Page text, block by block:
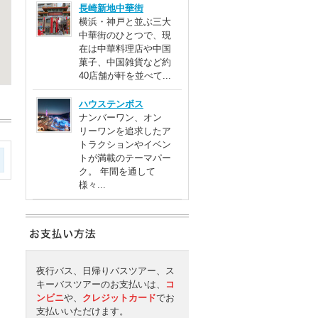
長崎新地中華街
横浜・神戸と並ぶ三大
中華街のひとつで、現
在は中華料理店や中国
菓子、中国雑貨など約
40店舗が軒を並べて...
ハウステンボス
ナンバーワン、オン
リーワンを追求したア
トラクションやイベン
トが満載のテーマパー
ク。 年間を通して
様々...
夜行バス、日帰りバスツアー、ス
キーバスツアーのお支払いは、
コ
ンビニや、 クレジットカードでお
支払いいただけます。